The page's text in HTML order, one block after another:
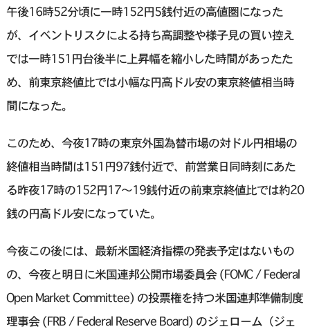
午後16時52分頃に一時152円5銭付近の高値圏になった
が、イベントリスクによる持ち高調整や様子見の買い控え
では一時151円台後半に上昇幅を縮小した時間があったた
め、前東京終値比では小幅な円高ドル安の東京終値相当時
間になった。
このため、今夜17時の東京外国為替市場の対ドル円相場の
終値相当時間は151円97銭付近で、前営業日同時刻にあた
る昨夜17時の152円17〜19銭付近の前東京終値比では約20
銭の円高ドル安になっていた。
今夜この後には、最新米国経済指標の発表予定はないもの
の、今夜と明日に米国連邦公開市場委員会 (FOMC / Federal
Open Market Committee) の投票権を持つ米国連邦準備制度
理事会 (FRB / Federal Reserve Board) のジェローム（ジェ